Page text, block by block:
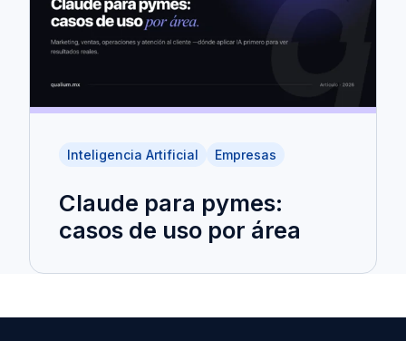
Inteligencia Artificial Empresas
Claude para pymes:
casos de uso por área